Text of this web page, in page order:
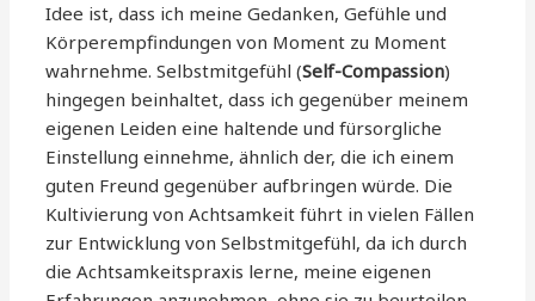
Idee ist, dass ich meine Gedanken, Gefühle und
Körperempfindungen von Moment zu Moment
wahrnehme. Selbstmitgefühl (Self-Compassion)
hingegen beinhaltet, dass ich gegenüber meinem
eigenen Leiden eine haltende und fürsorgliche
Einstellung einnehme, ähnlich der, die ich einem
guten Freund gegenüber aufbringen würde. Die
Kultivierung von Achtsamkeit führt in vielen Fällen
zur Entwicklung von Selbstmitgefühl, da ich durch
die Achtsamkeitspraxis lerne, meine eigenen